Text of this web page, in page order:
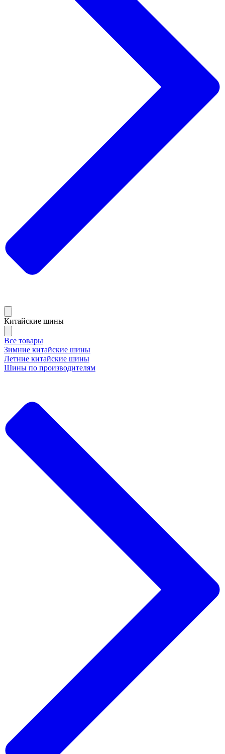
Китайские шины
Все товары
Зимние китайские шины
Летние китайские шины
Шины по производителям